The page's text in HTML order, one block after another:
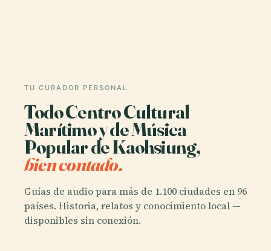
TU CURADOR PERSONAL
Todo Centro Cultural
Marítimo y de Música
Popular de Kaohsiung,
bien contado.
Guías de audio para más de 1.100 ciudades en 96
países. Historia, relatos y conocimiento local —
disponibles sin conexión.